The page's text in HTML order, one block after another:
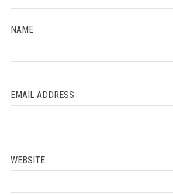
NAME
EMAIL ADDRESS
WEBSITE